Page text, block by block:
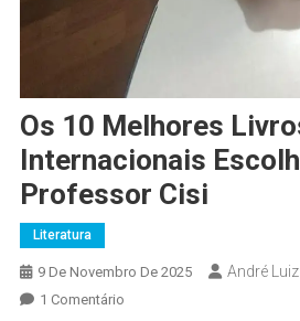
Os 10 Melhores
Internacionais
Professor Cisi
Literatura
9 De Novembro De 2025 André
1 Comentário